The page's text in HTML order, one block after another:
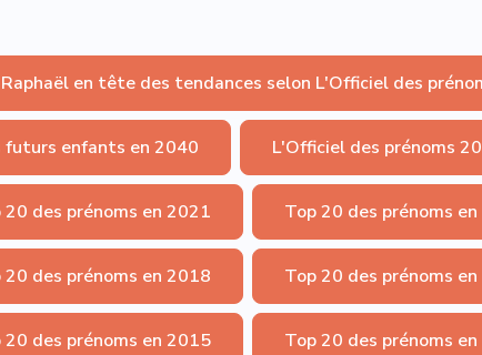
en tête des tendances selon L'Officiel des
futurs enfants en 2040 L'Officiel des prénoms
20 des prénoms en 2021 Top 20 des prénoms
20 des prénoms en 2018 Top 20 des prénoms
20 des prénoms en 2015 Top 20 des prénoms